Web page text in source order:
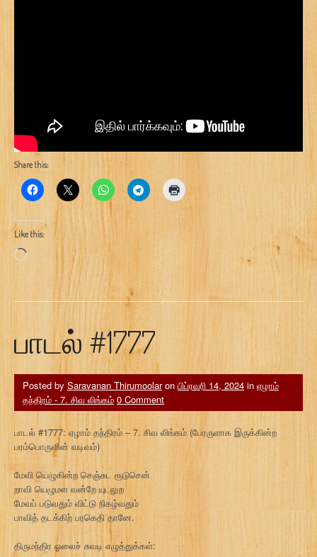
Share this:
Like this:
Loading…
பாடல் #1777
Posted by Saravanan Thirumoolaron பிப்ரவரி 14, 2024 in ஏழாம்
தந்திரம் - 7. சிவ லிங்கம் 0 Comment
பாடல் #1777: ஏழாம் தந்திரம் – 7. சிவ லிங்கம் (பேரருளாக இருக்கின்ற
பரம்பொருளின் வடிவம்)
மேவி யெழுகின்ற செஞ்சுட ரூடுசென்
றாவி யெழுமள வன்றே யுடலுற
மேவப் படுவதும் விட்டு நிகழ்வதும்
பாவித் தடக்கிற் பரகெதி தானே.
திருமந்திர ஓலைச் சுவடி எழுத்துக்கள்: